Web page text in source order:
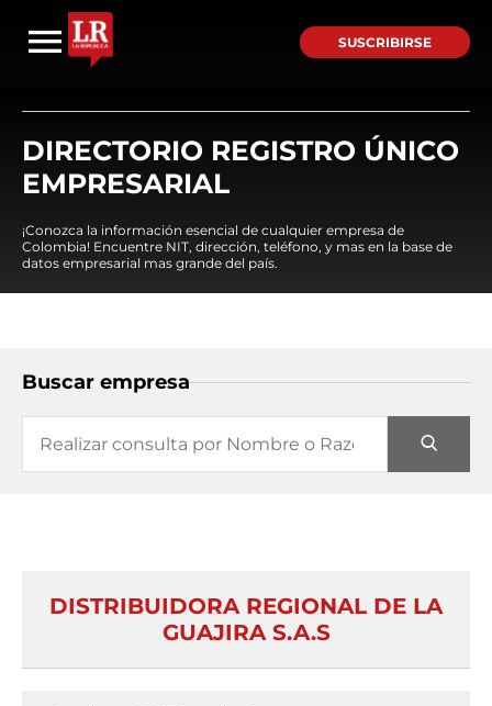
SUSCRIBIRSE
DIRECTORIO REGISTRO ÚNICO
EMPRESARIAL
¡Conozca la información esencial de cualquier empresa de
Colombia! Encuentre NIT, dirección, teléfono, y mas en la base de
datos empresarial mas grande del país.
Buscar empresa
DISTRIBUIDORA REGIONAL DE LA
GUAJIRA S.A.S